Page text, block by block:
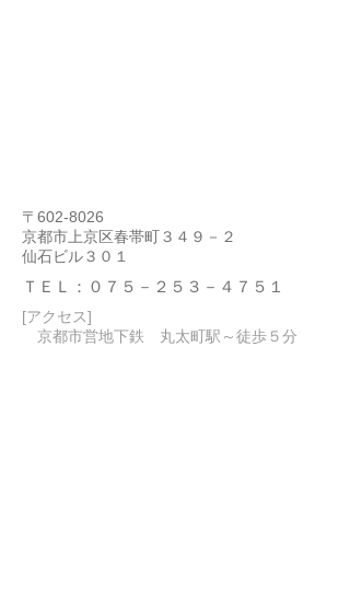
〒602-8026
京都市上京区春帯町３４９－２
​仙石ビル３０１
​ＴＥＬ：０７５－２５３－４７５１
​[アクセス]
京都市営地下鉄 丸太町駅～徒歩５分